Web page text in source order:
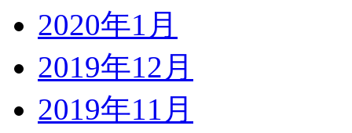
2020年1月
2019年12月
2019年11月